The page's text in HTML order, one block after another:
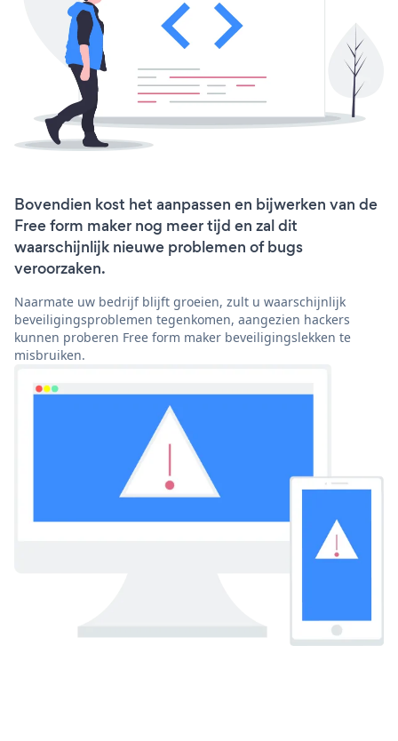
Bovendien kost het aanpassen en bijwerken van de
Free form maker nog meer tijd en zal dit
waarschijnlijk nieuwe problemen of bugs
veroorzaken.
Naarmate uw bedrijf blijft groeien, zult u waarschijnlijk
beveiligingsproblemen tegenkomen, aangezien hackers
kunnen proberen Free form maker beveiligingslekken te
misbruiken.